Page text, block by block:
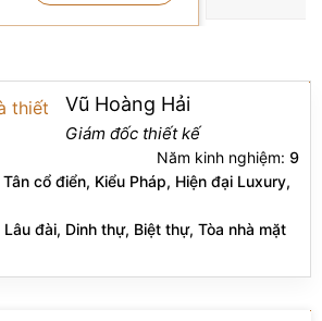
Vũ Hoàng Hải
Giám đốc thiết kế
Năm kinh nghiệm: 9
Tân cổ điển, Kiểu Pháp, Hiện đại Luxury,
Lâu đài, Dinh thự, Biệt thự, Tòa nhà mặt